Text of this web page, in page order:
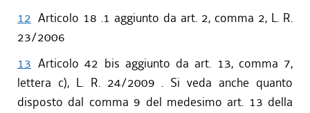
12 Articolo 18 .1 aggiunto da art. 2, comma 2, L. R.
23/2006
13 Articolo 42 bis aggiunto da art. 13, comma 7,
lettera c), L. R. 24/2009 . Si veda anche quanto
disposto dal comma 9 del medesimo art. 13 della